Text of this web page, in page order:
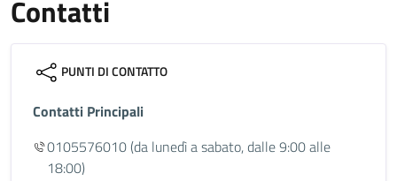
Contatti
PUNTI DI CONTATTO
Contatti Principali
0105576010 (da lunedì a sabato, dalle 9:00 alle
18:00)